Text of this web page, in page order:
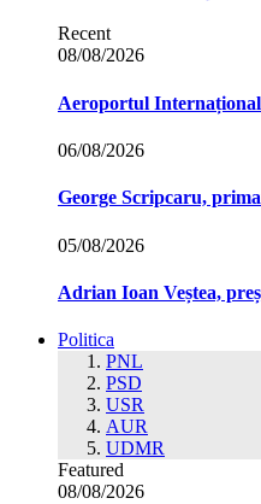
Recent
08/08/2026
Aeroportul
06/08/2026
George Scripcaru,
05/08/2026
Adrian Ioan Veștea,
Politica
PNL
PSD
USR
AUR
UDMR
Featured
08/08/2026